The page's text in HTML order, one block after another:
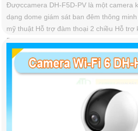
Đượccamera DH-F5D-PV là một camera
dạng dome giám sát ban đêm thông
mỹ thuật Hỗ trợ đàm thoại 2 chiều Hỗ trợ
Độ phân giải 5.0 MP camera thích hợp
View: 9786.